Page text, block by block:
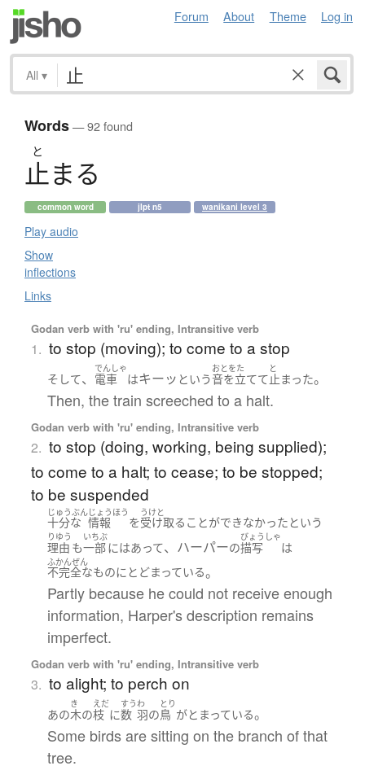
Forum About Theme Log in
All ▾
Words— 92 found
と
止まる
common word jlpt n5 wanikani level 3
Play audio
Show
inflections
Links
Godan verb with 'ru' ending, Intransitive verb
1. to stop (moving); to come to a stop
そして、
でんしゃ
電車 はキーッ という
おとをた
音を立てて
と
止まった。
Then, the train screeched to a halt.
Godan verb with 'ru' ending, Intransitive verb
2. to stop (doing, working, being supplied);
to come to a halt; to cease; to be stopped;
to be suspended
じゅうぶん
十分な
じょうほう
情報 を
うけと
受け取る ことができなかった という
りゆう
理由 も
いちぶ
一部にはあって、ハーパーの
びょうしゃ
描写 は
ふかんぜん
不完全なものに とどまっている。
Partly because he could not receive enough
information, Harper's description remains
imperfect.
Godan verb with 'ru' ending, Intransitive verb
3. to alight; to perch on
あの
き
木の
えだ
枝 に
すう
数
わ
羽の
とり
鳥 がとまっている。
Some birds are sitting on the branch of that
tree.